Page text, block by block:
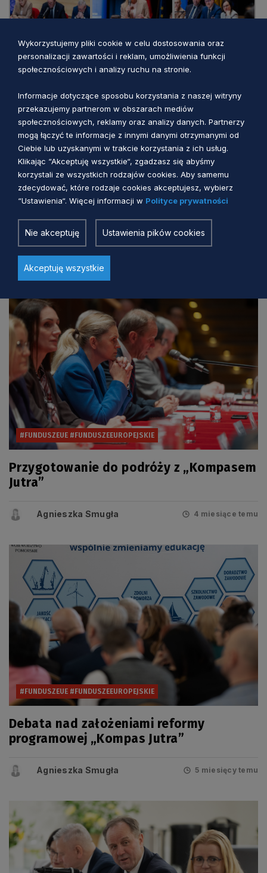
Zobacz również
#FUNDUSZEUE #FUNDUSZEEUROPEJSKIE
Przygotowanie do podróży z „Kompasem
Jutra”
Agnieszka Smugła 4 miesiące temu
#FUNDUSZEUE #FUNDUSZEEUROPEJSKIE
Debata nad założeniami reformy
programowej „Kompas Jutra”
Agnieszka Smugła 5 miesięcy temu
Wykorzystujemy pliki cookie w celu dostosowania oraz
personalizacji zawartości i reklam, umożliwienia funkcji
społecznościowych i analizy ruchu na stronie.
Informacje dotyczące sposobu korzystania z naszej witryny
przekazujemy partnerom w obszarach mediów
społecznościowych, reklamy oraz analizy danych. Partnerzy
mogą łączyć te informacje z innymi danymi otrzymanymi od
Ciebie lub uzyskanymi w trakcie korzystania z ich usług.
Klikając “Akceptuję wszystkie“, zgadzasz się abyśmy
korzystali ze wszystkich rodzajów cookies. Aby samemu
zdecydować, które rodzaje cookies akceptujesz, wybierz
“Ustawienia“. Więcej informacji w Polityce prywatności
Nie akceptuję Ustawienia pików cookies
Akceptuję wszystkie